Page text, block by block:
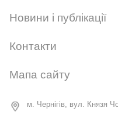
Новини і публікації
Контакти
Мапа сайту
м. Чернігів, вул. Князя